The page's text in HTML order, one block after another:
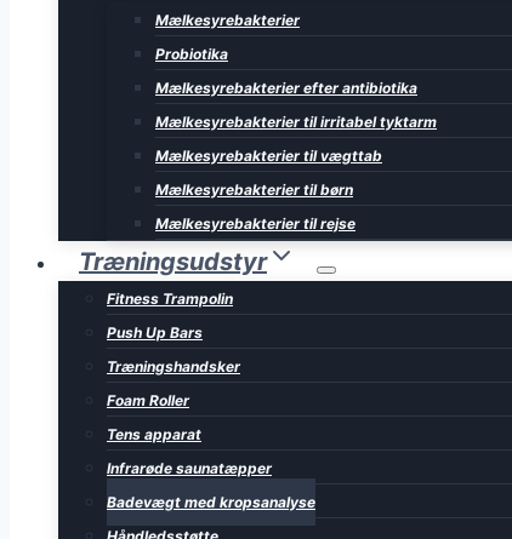
Mælkesyrebakterier
Probiotika
Mælkesyrebakterier efter antibiotika
Mælkesyrebakterier til irritabel tyktarm
Mælkesyrebakterier til vægttab
Mælkesyrebakterier til børn
Mælkesyrebakterier til rejse
Træningsudstyr
Fitness Trampolin
Push Up Bars
Træningshandsker
Foam Roller
Tens apparat
Infrarøde saunatæpper
Badevægt med kropsanalyse